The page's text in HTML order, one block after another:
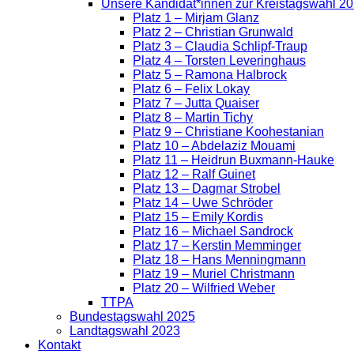
Unsere Kandidat*innen zur Kreistagswahl
Platz 1 – Mirjam Glanz
Platz 2 – Christian Grunwald
Platz 3 – Claudia Schlipf-Traup
Platz 4 – Torsten Leveringhaus
Platz 5 – Ramona Halbrock
Platz 6 – Felix Lokay
Platz 7 – Jutta Quaiser
Platz 8 – Martin Tichy
Platz 9 – Christiane Koohestanian
Platz 10 – Abdelaziz Mouami
Platz 11 – Heidrun Buxmann-Hauke
Platz 12 – Ralf Guinet
Platz 13 – Dagmar Strobel
Platz 14 – Uwe Schröder
Platz 15 – Emily Kordis
Platz 16 – Michael Sandrock
Platz 17 – Kerstin Memminger
Platz 18 – Hans Menningmann
Platz 19 – Muriel Christmann
Platz 20 – Wilfried Weber
TTPA
Bundestagswahl 2025
Landtagswahl 2023
Kontakt